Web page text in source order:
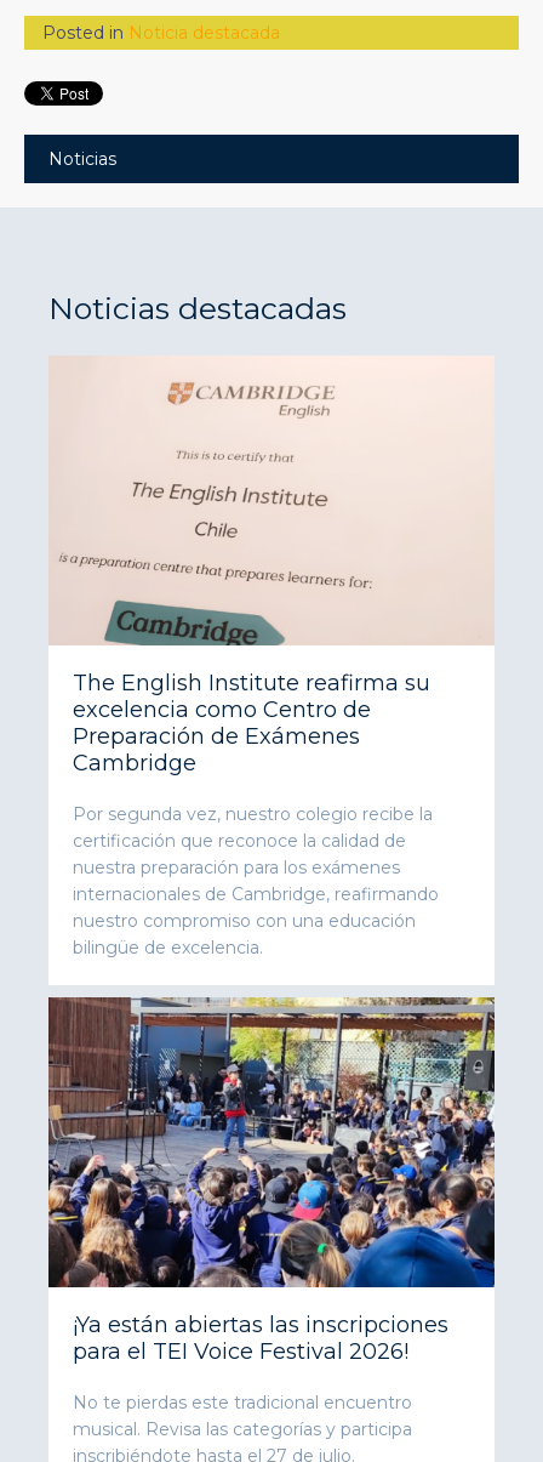
Posted in Noticia destacada
Noticias
Noticias destacadas
The English Institute reafirma su
excelencia como Centro de
Preparación de Exámenes
Cambridge
Por segunda vez, nuestro colegio recibe la
certificación que reconoce la calidad de
nuestra preparación para los exámenes
internacionales de Cambridge, reafirmando
nuestro compromiso con una educación
bilingüe de excelencia.
¡Ya están abiertas las inscripciones
para el TEI Voice Festival 2026!
No te pierdas este tradicional encuentro
musical. Revisa las categorías y participa
inscribiéndote hasta el 27 de julio.